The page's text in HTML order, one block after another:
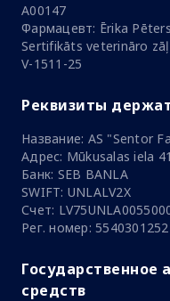
A00147
Фармацевт: Ērika
Sertifikāts veterināro
V-1511-25
Реквизиты
Название: AS "Sentor
Адрес: Mūkusalas iela
Банк: SEB BANLA
SWIFT: UNLALV2X
Счет:
Рег. номер:
Государственное
средств